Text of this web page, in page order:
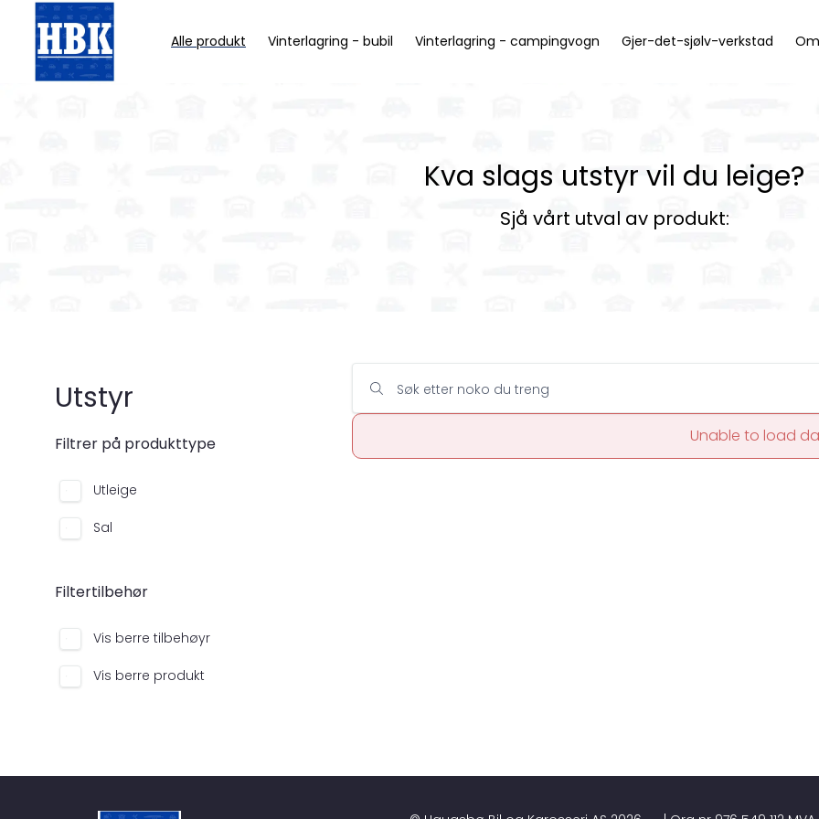
Alle produkt Vinterlagring - bubil Vinterlagring - campingvogn Gjer-det-sjølv-verkstad
Kva slags utstyr vil du leige?
Sjå vårt utval av produkt:
Utstyr
Filtrer på produkttype
Utleige
Sal
Filtertilbehør
Vis berre tilbehøyr
Vis berre produkt
Søk etter noko du treng
Unable to load